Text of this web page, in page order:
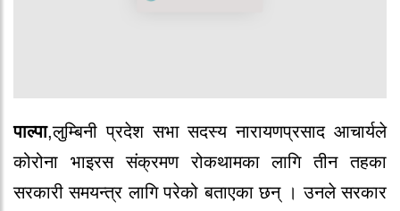
पाल्पा,लुम्बिनी प्रदेश सभा सदस्य नारायणप्रसाद आचार्यले
कोरोना भाइरस संक्रमण रोकथामका लागि तीन तहका
सरकारी समयन्त्र लागि परेको बताएका छन् । उनले सरकार